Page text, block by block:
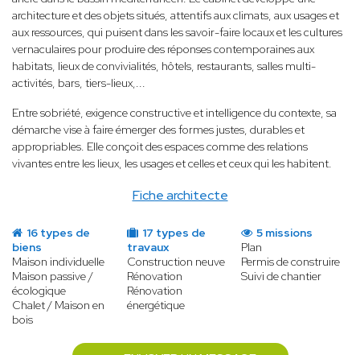
Fiche architecte
architecture et des objets situés, attentifs aux climats, aux usages et
aux ressources, qui puisent dans les savoir-faire locaux et les cultures
vernaculaires pour produire des réponses contemporaines aux
habitats, lieux de convivialités, hôtels, restaurants, salles multi-
activités, bars, tiers-lieux,...
Entre sobriété, exigence constructive et intelligence du contexte, sa
démarche vise à faire émerger des formes justes, durables et
appropriables. Elle conçoit des espaces comme des relations
vivantes entre les lieux, les usages et celles et ceux qui les habitent.
16 types de
biens
Maison individuelle
Maison passive /
écologique
Chalet / Maison en
bois
17 types de
travaux
Construction neuve
Rénovation
Rénovation
énergétique
5 missions
Plan
Permis de construire
Suivi de chantier